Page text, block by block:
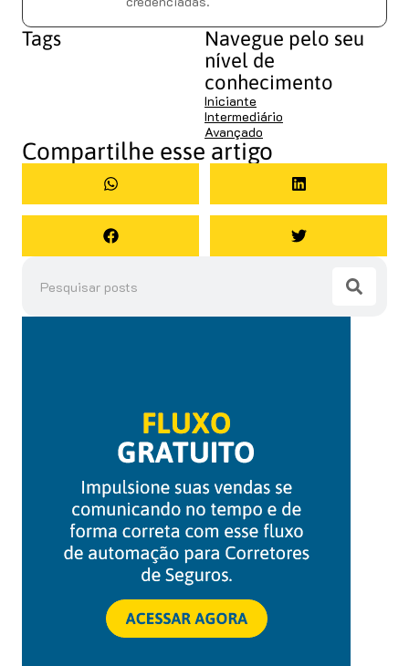
Tags
Navegue pelo seu
nível de
conhecimento
Iniciante
Intermediário
Avançado
Compartilhe esse artigo